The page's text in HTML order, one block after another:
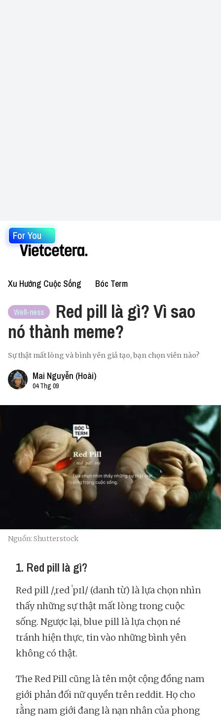
For You
Xu Hướng Cuộc Sống Bóc Term
Well-ness
Red pill là gì? Vì sao
nó thành meme?
Sự thật mất lòng và bình yên giả tạo, bạn chọn viên nào?
Mai Nguyễn (Hoài)
04 Thg 09
Nguồn: Shutterstock
1. Red pill là gì?
Red pill /ˌred ˈpɪl/ (danh từ) là lựa chọn nhìn
thấy những sự thật mất lòng trong cuộc
sống. Ngược lại, blue pill là lựa chọn né
tránh hiện thực, tin vào những bình yên
không có thật.
The Red Pill cũng là tên một cộng đồng nam
giới phản đối nữ quyền trên reddit. Họ cho
rằng nam giới đang là nạn nhân của phong